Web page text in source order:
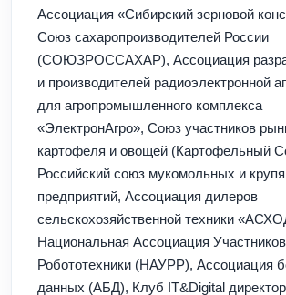
Ассоциация «Сибирский зерновой
Союз сахаропроизводителей России
(СОЮЗРОССАХАР), Ассоциация
и производителей радиоэлектронной
для агропромышленного комплекса
«ЭлектронАгро», Союз участников
картофеля и овощей (Картофельный
Российский союз мукомольных и
предприятий, Ассоциация дилеров
сельскохозяйственной техники
Национальная Ассоциация
Робототехники (НАУРР), Ассоциация
данных (АБД), Клуб IT&Digital